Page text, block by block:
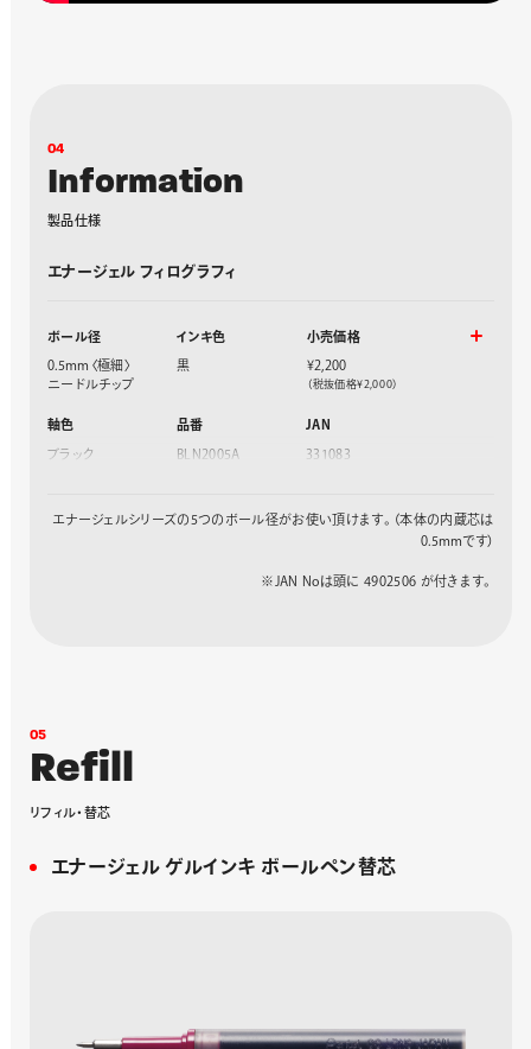
04
Information
製品仕様
エナージェル フィログラフィ
ボール径
0.5mm〈極細〉
ニードルチップ
インキ色
黒
小売価格
¥2,200
（税抜価格¥2,000）
軸色 品番 JAN
ブラック BLN2005A
331083
ブラウン
BLN2005E
346193
346209
エナージェルシリーズの5つのボール径がお使い頂けます。（本体の内蔵芯は
0.5mmです）
※JAN Noは頭に 4902506 が付きます。
05
Refill
リフ ィ ル・ 替芯
エナージェル ゲルインキ ボールペン替芯